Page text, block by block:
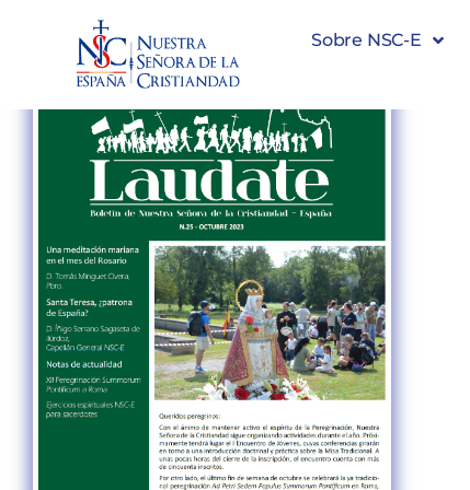
Sobre NSC-E